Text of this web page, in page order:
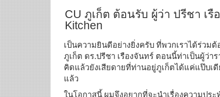
CU ภูเก็ต ต้อนรับ ผู้ว่า ปรีชา เรื
Kitchen
เป็นความยินดีอย่างยิ่งครับ ที่พวกเราได้ร่วม
ภูเก็ต ดร.ปรีชา เรืองจันทร์ ตอนนี้ท่าเป็นผู้ว่
คิดแล้วยังเสียดายที่ท่านอยู่ภูเก็ตได้แค่แป๊บเ
แล้ว
ในโอกาสนี้ ผมจึงอยากที่จะนำเรื่องความประ